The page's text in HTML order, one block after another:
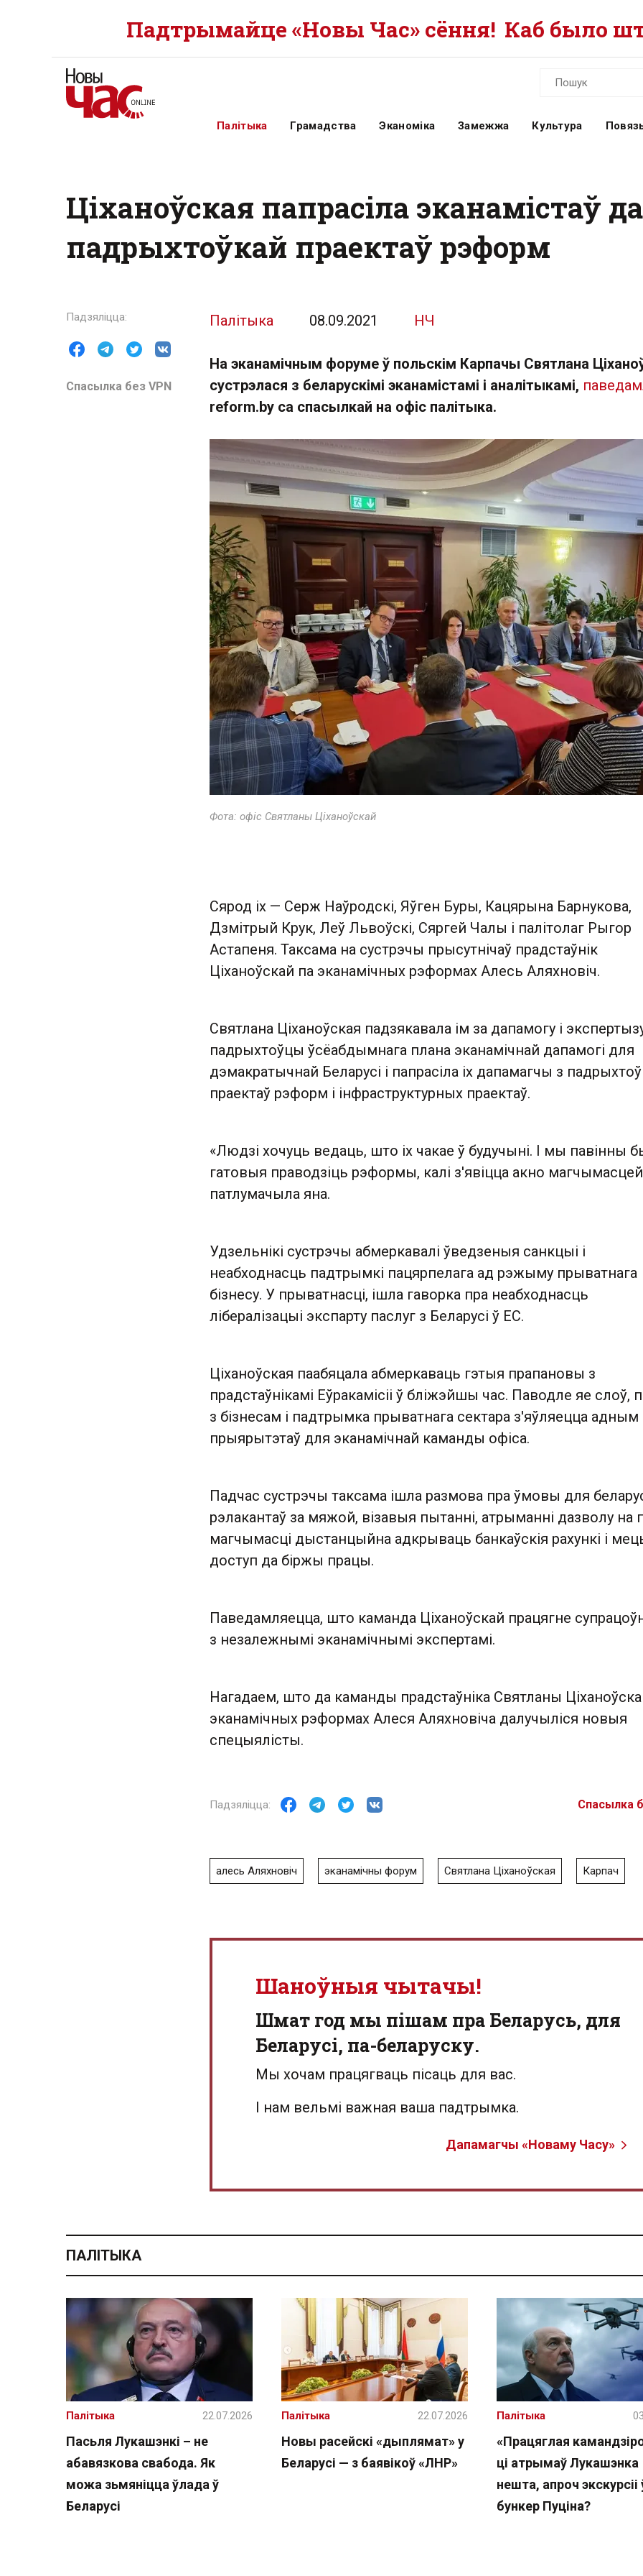
Падтрымайце «Новы Час» сёння! Каб было
Палітыка Грамадства Эканоміка Замежжа Культура
Ціханоўская папрасіла эканамістаў
падрыхтоўкай праектаў рэформ
Спасылка без VPN
Палітыка 08.09.2021 НЧ
На эканамічным форуме ў польскім Карпачы Святлана
сустрэлася з беларускімі эканамістамі і аналітыкамі,
reform.by са спасылкай на офіс палітыка.
Фота: офіс Святланы Ціханоўскай
Сярод іх — Серж Наўродскі, Яўген Буры, Кацярына Барнукова,
Дзмітрый Крук, Леў Львоўскі, Сяргей Чалы і палітолаг Рыгор
Астапеня. Таксама на сустрэчы прысутнічаў прадстаўнік
Ціханоўскай па эканамічных рэформах Алесь Аляхновіч.
Святлана Ціханоўская падзякавала ім за дапамогу і
падрыхтоўцы ўсёабдымнага плана эканамічнай дапамогі для
дэмакратычнай Беларусі і папрасіла іх дапамагчы з
праектаў рэформ і інфраструктурных праектаў.
«Людзі хочуць ведаць, што іх чакае ў будучыні. І мы павінны
гатовыя праводзіць рэформы, калі з'явіцца акно
патлумачыла яна.
Удзельнікі сустрэчы абмеркавалі ўведзеныя санкцыі і
неабходнасць падтрымкі пацярпелага ад рэжыму прыватнага
бізнесу. У прыватнасці, ішла гаворка пра неабходнасць
лібералізацыі экспарту паслуг з Беларусі ў ЕС.
Ціханоўская паабяцала абмеркаваць гэтыя прапановы з
прадстаўнікамі Еўракамісіі ў бліжэйшы час. Паводле яе слоў,
з бізнесам і падтрымка прыватнага сектара з'яўляецца адным
прыярытэтаў для эканамічнай каманды офіса.
Падчас сустрэчы таксама ішла размова пра ўмовы для
рэлакантаў за мяжой, візавыя пытанні, атрыманні дазволу на
магчымасці дыстанцыйна адкрываць банкаўскія рахункі і
доступ да біржы працы.
Паведамляецца, што каманда Ціханоўскай працягне
з незалежнымі эканамічнымі экспертамі.
Нагадаем, што да каманды прадстаўніка Святланы
эканамічных рэформах Алеся Аляхновіча далучыліся новыя
спецыялісты.
Спасылка
алесь Аляхновіч эканамічны форум Святлана Ціханоўская Карпач
Шаноўныя чытачы!
Шмат год мы пішам пра Беларусь, для
Беларусі, па-беларуску.
Мы хочам працягваць пісаць для вас.
І нам вельмі важная ваша падтрымка.
Дапамагчы «Новаму Часу»
ПАЛІТЫКА
Пасьля Лукашэнкі – не
абавязкова свабода. Як
можа зьмяніцца ўлада ў
Беларусі
Палітыка 22.07.2026
Новы расейскі «дыплямат» у
Беларусі — з баявікоў «ЛНР»
Палітыка 22.07.2026
«Працяглая
ці атрымаў Лукашэнка
нешта, апроч экскурсіі
бункер Пуціна?
Палітыка